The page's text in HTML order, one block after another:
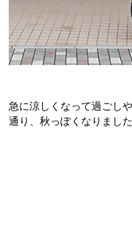
急に涼しくなって過ごし
通り、秋っぽくなりました